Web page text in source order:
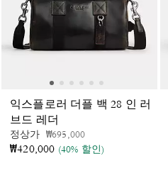
익스플로러 더플 백 28 인 러
브드 레더
정상가 가격 인하 전
₩695,000인하됨
₩420,000 (40% 할인)